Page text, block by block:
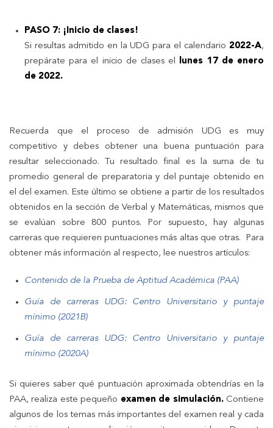
PASO 7: ¡Inicio de clases!
Si resultas admitido en la UDG para el calendario 2022-A,
prepárate para el inicio de clases el lunes 17 de enero
de 2022.
Recuerda que el proceso de admisión UDG es muy
competitivo y debes obtener una buena puntuación para
resultar seleccionado. Tu resultado final es la suma de tu
promedio general de preparatoria y del puntaje obtenido en
el del examen. Este último se obtiene a partir de los resultados
obtenidos en la sección de Verbal y Matemáticas, mismos que
se evalúan sobre 800 puntos. Por supuesto, hay algunas
carreras que requieren puntuaciones más altas que otras. Para
obtener más información al respecto, lee nuestros artículos:
Contenido de la Prueba de Aptitud Académica (PAA)
Guía de carreras UDG: Centro Universitario y puntaje
mínimo (2021B)
Guía de carreras UDG: Centro Universitario y puntaje
mínimo (2020A)
Si quieres saber qué puntuación aproximada obtendrías en la
PAA, realiza este pequeño examen de simulación.Contiene
algunos de los temas más importantes del examen real y cada